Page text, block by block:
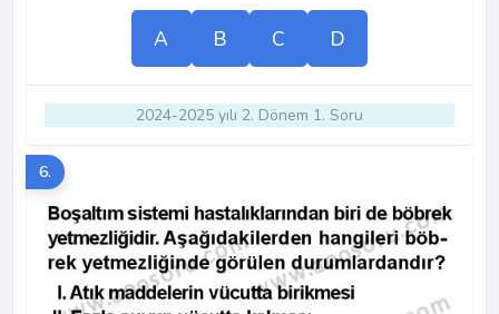
A B C D
2024-2025 yılı 2. Dönem 1. Soru
6.